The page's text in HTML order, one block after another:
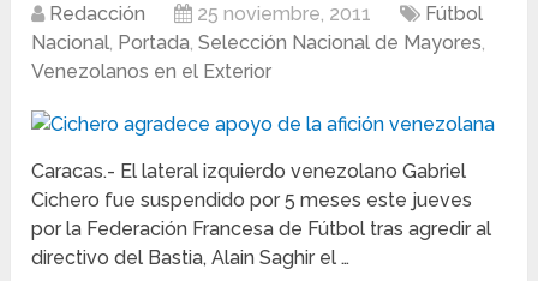
Redacción 25 noviembre, 2011
Fútbol
Nacional, Portada,Selección Nacional de Mayores,
Venezolanos en el Exterior
Caracas.- El lateral izquierdo venezolano Gabriel
Cichero fue suspendido por 5 meses este jueves
por la Federación Francesa de Fútbol tras agredir al
directivo del Bastia, Alain Saghir el …